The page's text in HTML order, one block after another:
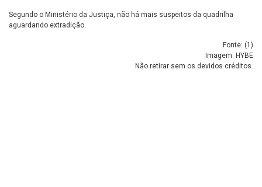
Segundo o Ministério da Justiça, não há mais suspeitos da quadrilha
aguardando extradição.
Fonte: (1 )
Imagem: HYBE
Não retirar sem os devidos créditos.